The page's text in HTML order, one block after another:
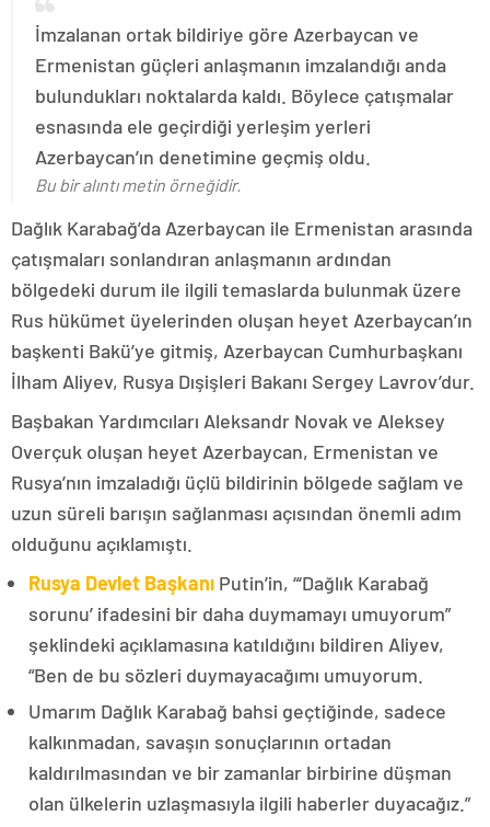
İmzalanan ortak bildiriye göre Azerbaycan ve
Ermenistan güçleri anlaşmanın imzalandığı anda
bulundukları noktalarda kaldı. Böylece çatışmalar
esnasında ele geçirdiği yerleşim yerleri
Azerbaycan’ın denetimine geçmiş oldu.
Bu bir alıntı metin örneğidir.
Dağlık Karabağ’da Azerbaycan ile Ermenistan arasında
çatışmaları sonlandıran anlaşmanın ardından
bölgedeki durum ile ilgili temaslarda bulunmak üzere
Rus hükümet üyelerinden oluşan heyet Azerbaycan’ın
başkenti Bakü’ye gitmiş, Azerbaycan Cumhurbaşkanı
İlham Aliyev, Rusya Dışişleri Bakanı Sergey Lavrov’dur.
Başbakan Yardımcıları Aleksandr Novak ve Aleksey
Overçuk oluşan heyet Azerbaycan, Ermenistan ve
Rusya’nın imzaladığı üçlü bildirinin bölgede sağlam ve
uzun süreli barışın sağlanması açısından önemli adım
olduğunu açıklamıştı.
Rusya Devlet Başkanı Putin’in, “‘Dağlık Karabağ
sorunu’ ifadesini bir daha duymamayı umuyorum”
şeklindeki açıklamasına katıldığını bildiren Aliyev,
“Ben de bu sözleri duymayacağımı umuyorum.
Umarım Dağlık Karabağ bahsi geçtiğinde, sadece
kalkınmadan, savaşın sonuçlarının ortadan
kaldırılmasından ve bir zamanlar birbirine düşman
olan ülkelerin uzlaşmasıyla ilgili haberler duyacağız.”